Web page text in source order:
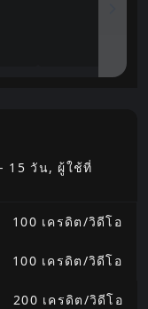
15 วัน, ผู้ใช้ที่
100 เครดิต/วิดีโอ
100 เครดิต/วิดีโอ
200 เครดิต/วิดีโอ